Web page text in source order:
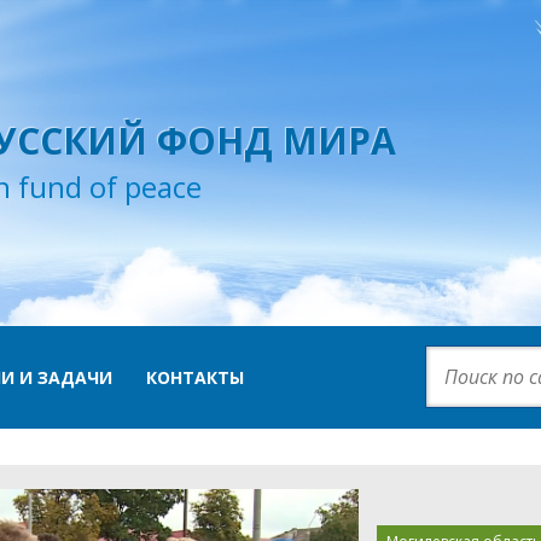
ФОНД МИРА
fund of peace
И ЗАДАЧИ КОНТАКТЫ